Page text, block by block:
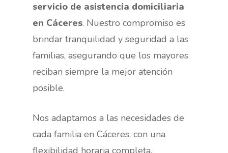
servicio de asistencia domiciliaria
en Cáceres. Nuestro compromiso es
brindar tranquilidad y seguridad a las
familias, asegurando que los mayores
reciban siempre la mejor atención
posible.
Nos adaptamos a las necesidades de
cada familia en Cáceres, con una
flexibilidad horaria completa,